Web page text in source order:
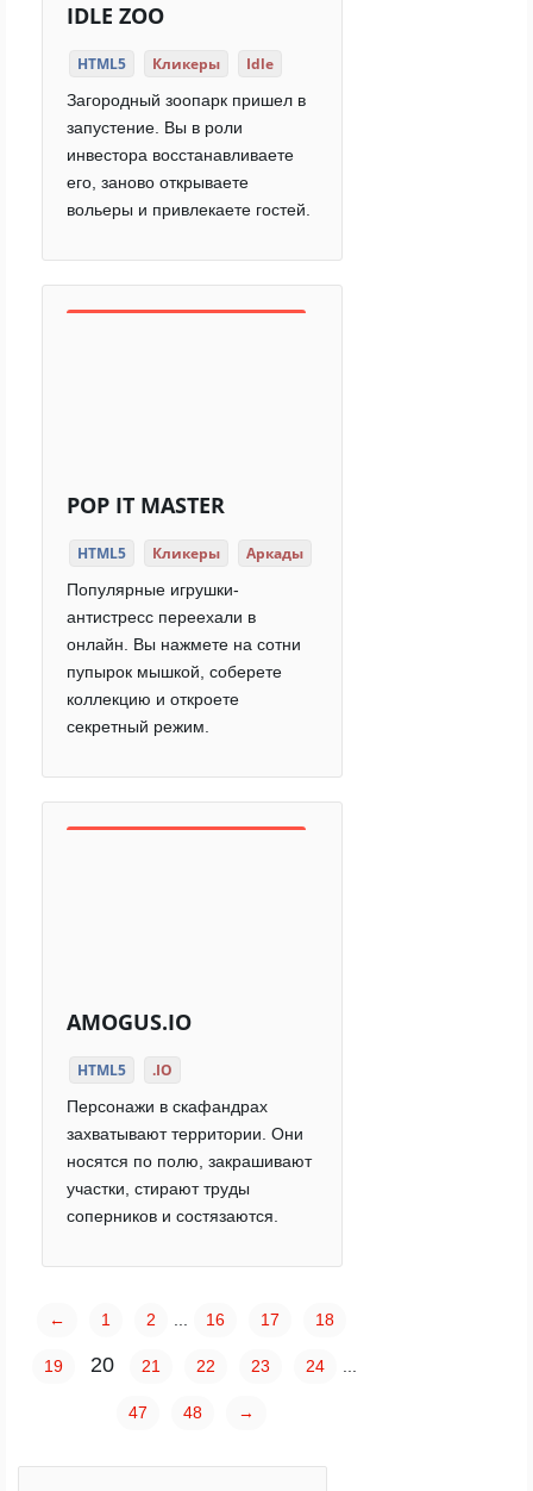
IDLE ZOO
HTML5 Кликеры Idle
Загородный зоопарк пришел в
запустение. Вы в роли
инвестора восстанавливаете
его, заново открываете
вольеры и привлекаете гостей.
POP IT MASTER
HTML5 Кликеры Аркады
Популярные игрушки-
антистресс переехали в
онлайн. Вы нажмете на сотни
пупырок мышкой, соберете
коллекцию и откроете
секретный режим.
AMOGUS.IO
HTML5 .IO
Персонажи в скафандрах
захватывают территории. Они
носятся по полю, закрашивают
участки, стирают труды
соперников и состязаются.
← 1 2 16 17 18
19 20 21 22 23 24
47 48 →